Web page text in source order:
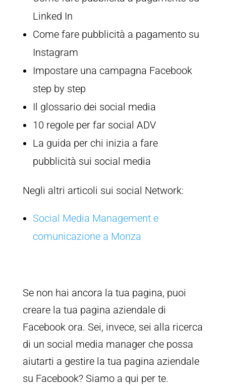
Linked In
Come fare pubblicità a pagamento su
Instagram
Impostare una campagna Facebook
step by step
Il glossario dei social media
10 regole per far social ADV
La guida per chi inizia a fare
pubblicità sui social media
Negli altri articoli sui social Network:
Social Media Management e
comunicazione a Monza
Se non hai ancora la tua pagina, puoi
creare la tua pagina aziendale di
Facebook ora. Sei, invece, sei alla ricerca
di un social media manager che possa
aiutarti a gestire la tua pagina aziendale
su Facebook? Siamo a qui per te.